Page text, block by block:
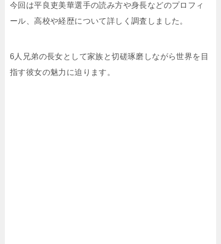
今回は平良吏美華選手の読み方や身長などのプロフィ
ール、高校や経歴について詳しく調査しました。
6人兄弟の長女として家族と切磋琢磨しながら世界を目
指す彼女の魅力に迫ります。